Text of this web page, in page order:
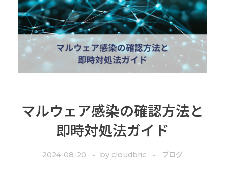
マルウェア感染の確認方法と
即時対処法ガイド
2024-08-20 by cloudbric ブログ